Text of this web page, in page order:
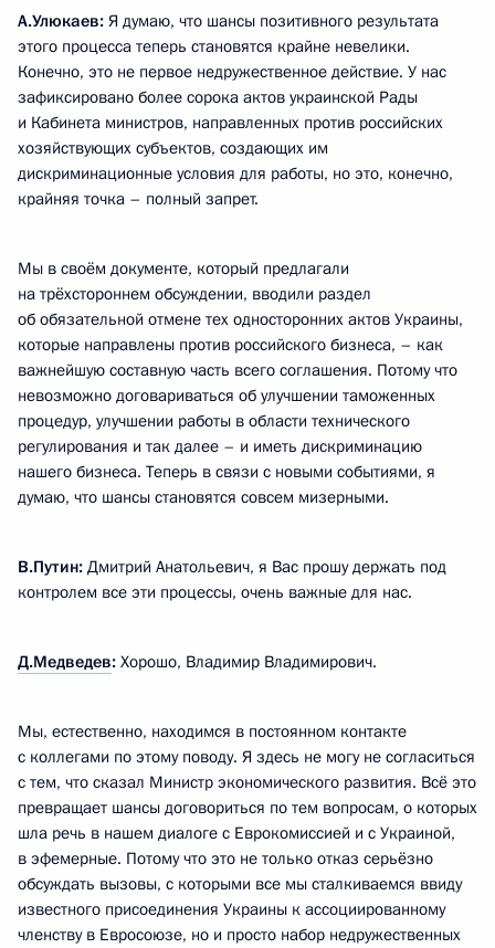
А.Улюкаев: Я думаю, что шансы позитивного результата
этого процесса теперь становятся крайне невелики.
Конечно, это не первое недружественное действие. У нас
зафиксировано более сорока актов украинской Рады
и Кабинета министров, направленных против российских
хозяйствующих субъектов, создающих им
дискриминационные условия для работы, но это, конечно,
крайняя точка – полный запрет.
Мы в своём документе, который предлагали
на трёхстороннем обсуждении, вводили раздел
об обязательной отмене тех односторонних актов Украины,
которые направлены против российского бизнеса, – как
важнейшую составную часть всего соглашения. Потому что
невозможно договариваться об улучшении таможенных
процедур, улучшении работы в области технического
регулирования и так далее – и иметь дискриминацию
нашего бизнеса. Теперь в связи с новыми событиями, я
думаю, что шансы становятся совсем мизерными.
В.Путин: Дмитрий Анатольевич, я Вас прошу держать под
контролем все эти процессы, очень важные для нас.
Д.Медведев: Хорошо, Владимир Владимирович.
Мы, естественно, находимся в постоянном контакте
с коллегами по этому поводу. Я здесь не могу не согласиться
с тем, что сказал Министр экономического развития. Всё это
превращает шансы договориться по тем вопросам, о которых
шла речь в нашем диалоге с Еврокомиссией и с Украиной,
в эфемерные. Потому что это не только отказ серьёзно
обсуждать вызовы, с которыми все мы сталкиваемся ввиду
известного присоединения Украины к ассоциированному
членству в Евросоюзе, но и просто набор недружественных